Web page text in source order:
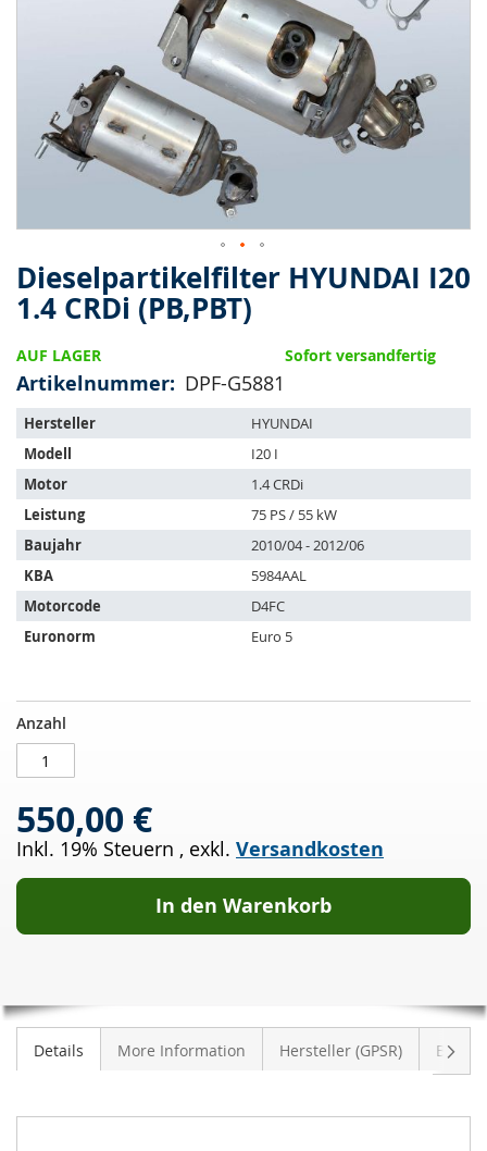
Dieselpartikelfilter HYUNDAI I20
1.4 CRDi (PB,PBT)
AUF LAGER
Artikelnummer DPF-G5881
Sofort versandfertig
Der
Artikel
passt
auf
folgende
Fahrzeuge:
Hersteller
HYUNDAI
Modell
I20 I
Motor
1.4 CRDi
Leistung
75 PS / 55 kW
Baujahr
2010/04 - 2012/06
KBA
5984AAL
Motorcode
D4FC
Euronorm
Euro 5
Dieselpartikelfilter
HYUNDAI
CRDi
(PB,PBT)
AUF
LAGER
Anzahl
550,00 €
Inkl. 19% Steuern , exkl. Versandkosten
In den Warenkorb
Zum
Anfang
der
springen
Details More Information Hersteller (GPSR)